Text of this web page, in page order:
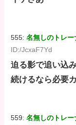
555:名無しのトレー
ID:/JcxaF7Yd
迫る影で追い込
続けるなら必要
559:名無しのトレー